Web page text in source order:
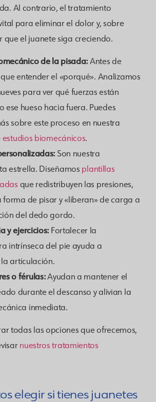
Al contrario, el tratamiento
para eliminar el dolor y, sobre
que el juanete siga creciendo.
de la pisada:Antes de
entender el «porqué». Analizamos
para ver qué fuerzas están
ese hueso hacia fuera. Puedes
sobre este proceso en nuestra
estudios biomecánicos.
Son nuestra
estrella. Diseñamos plantillas
que redistribuyen las presiones,
forma de pisar y «liberan» de carga a
del dedo gordo.
y ejercicios:Fortalecer la
intrínseca del pie ayuda a
articulación.
o férulas:Ayudan a mantener el
durante el descanso y alivian la
inmediata.
todas las opciones que ofrecemos,
nuestros tratamientos
elegir si tienes juanetes